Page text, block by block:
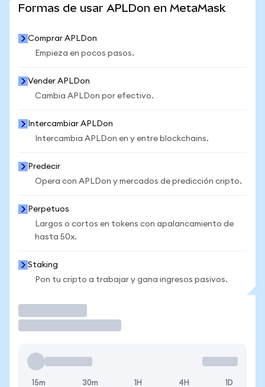
Formas de usar APLDon en MetaMask
Comprar APLDon
Empieza en pocos pasos.
Vender APLDon
Cambia APLDon por efectivo.
Intercambiar APLDon
Intercambia APLDon en y entre blockchains.
Predecir
Opera con APLDon y mercados de predicción cripto.
Perpetuos
Largos o cortos en tokens con apalancamiento de
hasta 50x.
Staking
Pon tu cripto a trabajar y gana ingresos pasivos.
15m 30m 1H 4H 1D